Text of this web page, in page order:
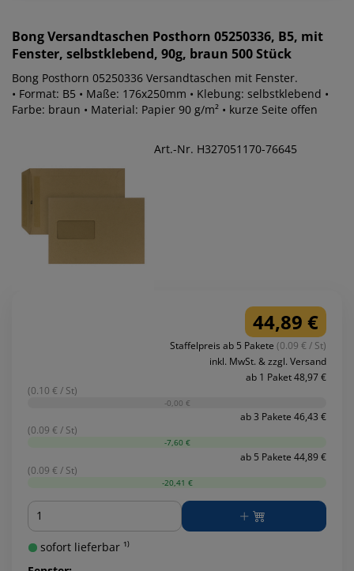
BongVersandtaschen Posthorn 05250336, B5, mit
Fenster, selbstklebend, 90g, braun 500 Stück
Bong Posthorn 05250336 Versandtaschen mit Fenster.
• Format: B5 • Maße: 176x250mm • Klebung: selbstklebend •
Farbe: braun • Material: Papier 90 g/m² • kurze Seite offen
Art.-Nr. H327051170-76645
44,89 €
Staffelpreis ab 5 Pakete (0.09 € / St)
inkl. MwSt. & zzgl. Versand
ab 1 Paket 48,97 €
(0.10 € / St)
-0,00 €
ab 3 Pakete 46,43 €
(0.09 € / St)
-7,60 €
ab 5 Pakete 44,89 €
(0.09 € / St)
-20,41 €
Menge
sofort lieferbar ¹⁾